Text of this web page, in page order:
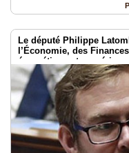
Le député Philippe
l’Économie, des
énergétique et numérique